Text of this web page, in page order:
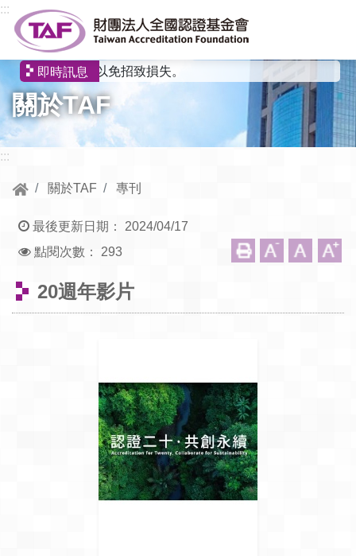
跳到中央內容區塊
:::
即時訊息
頁式網站，以免招致損失。
關於TAF
:::
關於TAF 專刊
最後更新日期： 2024/04/17
點閱次數： 293
20週年影片